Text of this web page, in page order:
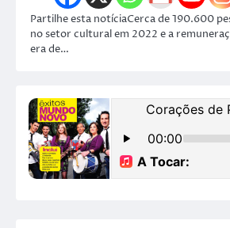
Partilhe esta notíciaCerca de 190.600
no setor cultural em 2022 e a
era de…